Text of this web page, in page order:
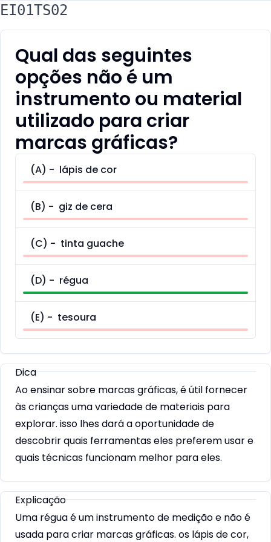
EI01TS02
Qual das seguintes
opções não é um
instrumento ou material
utilizado para criar
marcas gráficas?
(A) - lápis de cor
(B) - giz de cera
(C) - tinta guache
(D) - régua
(E) - tesoura
Dica
Ao ensinar sobre marcas gráficas, é útil fornecer
às crianças uma variedade de materiais para
explorar. isso lhes dará a oportunidade de
descobrir quais ferramentas eles preferem usar e
quais técnicas funcionam melhor para eles.
Explicação
Uma régua é um instrumento de medição e não é
usada para criar marcas gráficas. os lápis de cor,